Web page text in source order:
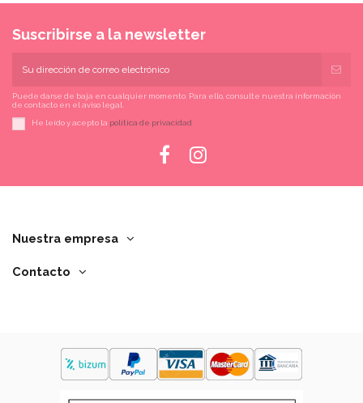
Suscribirse a la newsletter
Puede darse de baja en cualquier momento. Para ello, consulte nuestra información
de contacto en el aviso legal.
He leído y acepto la política de privacidad
Nuestra empresa
Contacto